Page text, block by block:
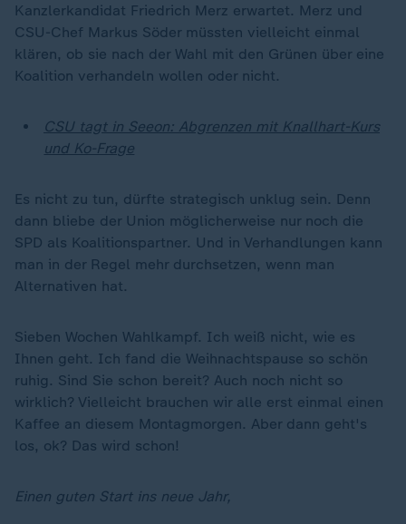
Kanzlerkandidat Friedrich Merz erwartet. Merz und
CSU-Chef Markus Söder müssten vielleicht einmal
klären, ob sie nach der Wahl mit den Grünen über eine
Koalition verhandeln wollen oder nicht.
CSU tagt in Seeon: Abgrenzen mit Knallhart-Kurs
und Ko-Frage
Es nicht zu tun, dürfte strategisch unklug sein. Denn
dann bliebe der Union möglicherweise nur noch die
SPD als Koalitionspartner. Und in Verhandlungen kann
man in der Regel mehr durchsetzen, wenn man
Alternativen hat.
Sieben Wochen Wahlkampf. Ich weiß nicht, wie es
Ihnen geht. Ich fand die Weihnachtspause so schön
ruhig. Sind Sie schon bereit? Auch noch nicht so
wirklich? Vielleicht brauchen wir alle erst einmal einen
Kaffee an diesem Montagmorgen. Aber dann geht's
los, ok? Das wird schon!
Einen guten Start ins neue Jahr,